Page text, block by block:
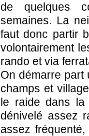
de quelques
semaines. La
faut donc partir
volontairement
rando et via
On démarre part
champs et
le raide dans la
dénivelé assez
assez